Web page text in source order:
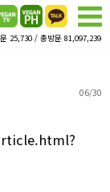
25,730 / 총방문 81,097,239
06/30